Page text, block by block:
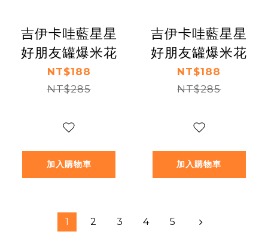
吉伊卡哇藍星星
好朋友罐爆米花
NT$188
NT$285
加入購物車
吉伊卡哇藍星星
好朋友罐爆米花
NT$188
NT$285
加入購物車
1 2 3 4 5